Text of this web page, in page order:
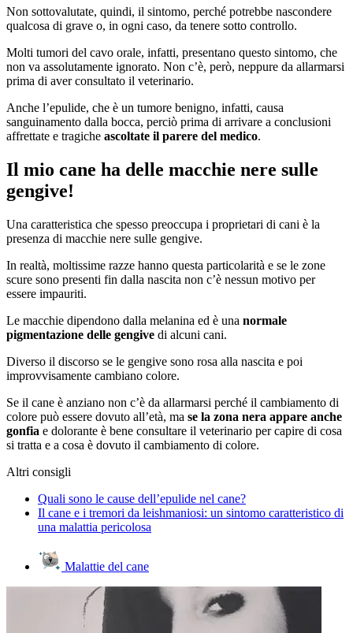
Non sottovalutate, quindi, il sintomo, perché potrebbe nascondere
qualcosa di grave o, in ogni caso, da tenere sotto controllo.
Molti tumori del cavo orale, infatti, presentano questo sintomo, che
non va assolutamente ignorato. Non c’è, però, neppure da allarmarsi
prima di aver consultato il veterinario.
Anche l’epulide, che è un tumore benigno, infatti, causa
sanguinamento dalla bocca, perciò prima di arrivare a conclusioni
affrettate e tragiche ascoltate il parere del medico.
Il mio cane ha delle macchie nere sulle
gengive!
Una caratteristica che spesso preoccupa i proprietari di cani è la
presenza di macchie nere sulle gengive.
In realtà, moltissime razze hanno questa particolarità e se le zone
scure sono presenti fin dalla nascita non c’è nessun motivo per
essere impauriti.
Le macchie dipendono dalla melanina ed è una normale
pigmentazione delle gengive di alcuni cani.
Diverso il discorso se le gengive sono rosa alla nascita e poi
improvvisamente cambiano colore.
Se il cane è anziano non c’è da allarmarsi perché il cambiamento di
colore può essere dovuto all’età, ma se la zona nera appare anche
gonfia e dolorante è bene consultare il veterinario per capire di cosa
si tratta e a cosa è dovuto il cambiamento di colore.
Altri consigli
Quali sono le cause dell’epulide nel cane?
Il cane e i tremori da leishmaniosi: un sintomo caratteristico di
una malattia pericolosa
Malattie del cane